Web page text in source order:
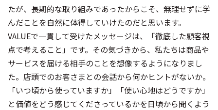
たが、長期的な取り組みであったからこそ、無理せずに学
んだことを自然に体得していけたのだと思います。
VALUEで一貫して受けたメッセージは、「徹底した顧客視
点で考えること」です。その気づきから、私たちは商品や
サービスを届ける相手のことを想像するようになりまし
た。店頭でのお客さまとの会話から何かヒントがないか。
「いつ頃から使っていますか」「使い心地はどうですか」
と価値をどう感じてくださっているかを日頃から聞くよう